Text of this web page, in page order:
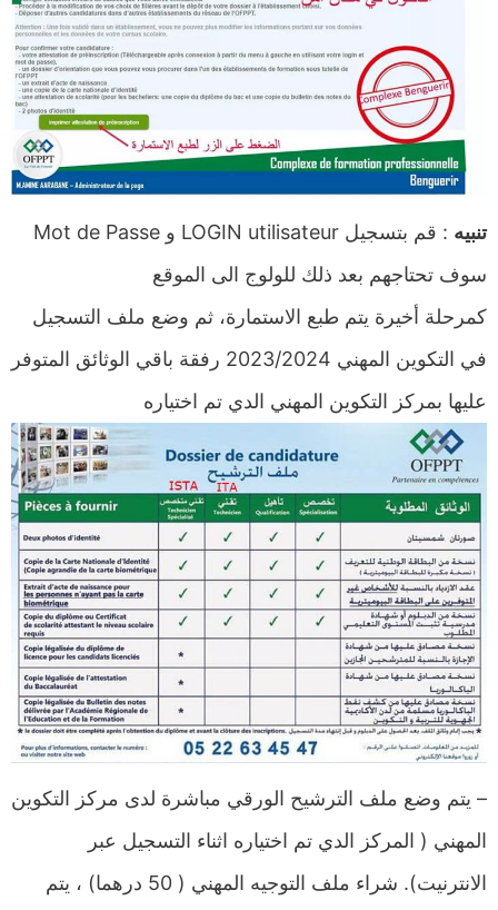
تنبيه
: قم بتسجيل LOGIN utilisateur و Mot de Passe
سوف تحتاجهم بعد ذلك للولوج الى الموقع
كمرحلة أخيرة يتم طبع الاستمارة، ثم وضع ملف التسجيل
في التكوين المهني 2023/2024 رفقة باقي الوثائق المتوفر
عليها بمركز التكوين المهني الدي تم اختياره
– يتم وضع ملف الترشيح الورقي مباشرة لدى مركز التكوين
المهني ( المركز الدي تم اختياره اثناء التسجيل عبر
الانترنيت). شراء ملف التوجيه المهني ( 50 درهما) ، يتم